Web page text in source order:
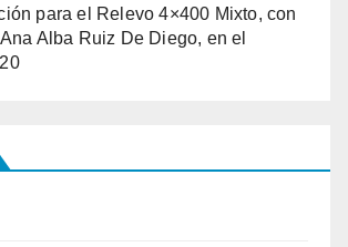
para el Relevo 4×400 Mixto, con
Alba Ruiz De Diego, en el